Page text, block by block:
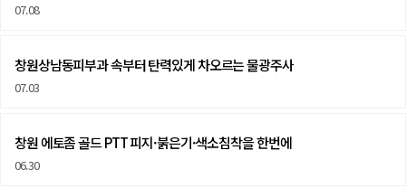
07.08
창원상남동피부과 속부터 탄력있게 차오르는 물광주사
07.03
창원 에토좀 골드 PTT 피지·붉은기·색소침착을 한번에
06.30